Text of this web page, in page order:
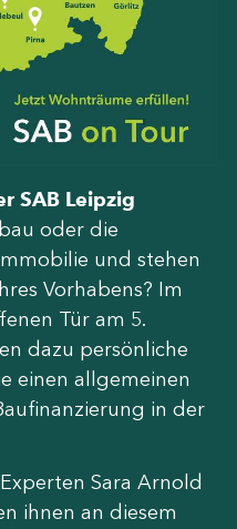
SAB Leipzig
oder die
und stehen
Vorhabens? Im
Tür am 5.
dazu persönliche
einen allgemeinen
in der
Sara Arnold
ihnen an diesem